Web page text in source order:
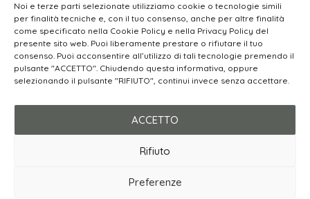
Noi e terze parti selezionate utilizziamo cookie o tecnologie simili
per finalità tecniche e, con il tuo consenso, anche per altre finalità
come specificato nella Cookie Policy e nella Privacy Policy del
presente sito web. Puoi liberamente prestare o rifiutare il tuo
consenso. Puoi acconsentire all’utilizzo di tali tecnologie premendo il
pulsante "ACCETTO". Chiudendo questa informativa, oppure
selezionando il pulsante "RIFIUTO", continui invece senza accettare.
ACCETTO
Rifiuto
Preferenze
Accesso Venditori
MYWO
Corsi Online | Login
31015 Conegliano (TV)
(+39) 0438 896013
4 Linee Telefoniche
Orari di apertura al Pubblico
P. IVA 03615110263
Made with ❤️ byENGAGE